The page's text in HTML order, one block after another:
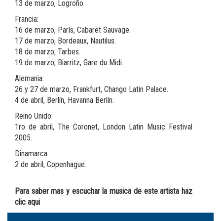
13 de marzo, Logroño
Francia:
16 de marzo, París, Cabaret Sauvage.
17 de marzo, Bordeaux, Nautilus.
18 de marzo, Tarbes.
19 de marzo, Biarritz, Gare du Midi.
Alemania:
26 y 27 de marzo, Frankfurt, Chango Latin Palace.
4 de abril, Berlín, Havanna Berlín.
Reino Unido:
1ro de abril, The Coronet, London Latin Music Festival
2005.
Dinamarca:
2 de abril, Copenhague.
Para saber mas y escuchar la musica de este artista haz
clic aqui